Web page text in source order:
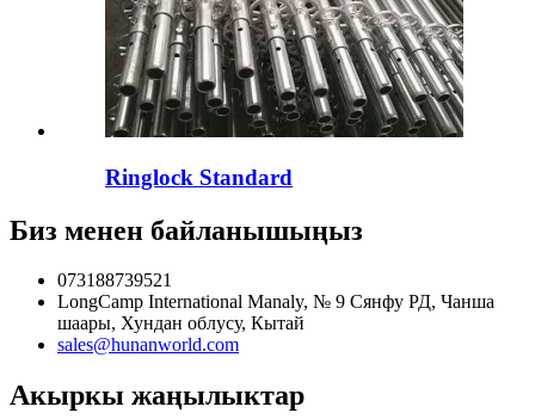
Ringlock Standard
Биз менен байланышыңыз
073188739521
LongCamp International Manaly, № 9 Сянфу РД, Чанша
шаары, Хундан облусу, Кытай
sales@hunanworld.com
Акыркы жаңылыктар